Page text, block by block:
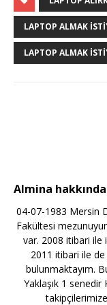
LAPTOP ALMAK
LAPTOP ALMAK
Almina hakkında
04-07-1983 Mersin
Fakültesi
var. 2008 itibari ile
2011 itibari ile
bulunmaktayım.
Yaklaşık 1